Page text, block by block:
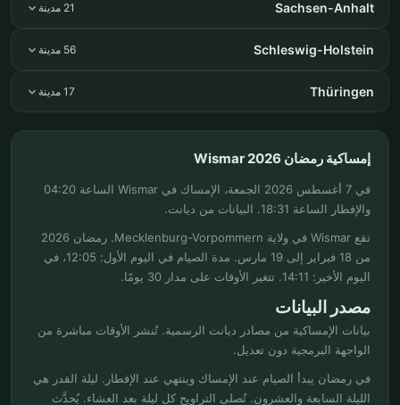
Sachsen-Anhalt 21 مدينة
Schleswig-Holstein 56 مدينة
Thüringen 17 مدينة
إمساكية رمضان Wismar 2026
في 7 أغسطس 2026 الجمعة، الإمساك في Wismar الساعة 04:20
والإفطار الساعة 18:31. البيانات من ديانت.
تقع Wismar في ولاية Mecklenburg-Vorpommern. رمضان 2026
من 18 فبراير إلى 19 مارس. مدة الصيام في اليوم الأول: 12:05، في
اليوم الأخير: 14:11. تتغير الأوقات على مدار 30 يومًا.
مصدر البيانات
بيانات الإمساكية من مصادر ديانت الرسمية. تُنشر الأوقات مباشرة من
الواجهة البرمجية دون تعديل.
في رمضان يبدأ الصيام عند الإمساك وينتهي عند الإفطار. ليلة القدر هي
الليلة السابعة والعشرون. تُصلى التراويح كل ليلة بعد العشاء. يُحدَّث